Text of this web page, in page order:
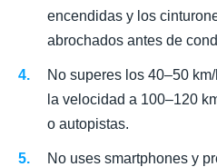
encendidas y los
abrochados antes de
No superes los 40–50
la velocidad a 100–120
o autopistas.
No uses smartphones y